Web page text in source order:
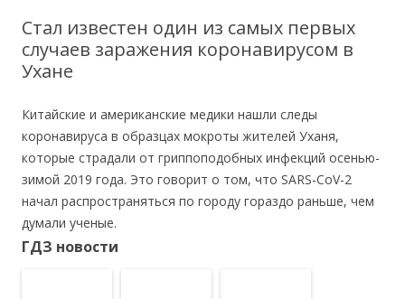
Стал известен один из самых первых
случаев заражения коронавирусом в
Ухане
Китайские и американские медики нашли следы
коронавируса в образцах мокроты жителей Уханя,
которые страдали от гриппоподобных инфекций осенью-
зимой 2019 года. Это говорит о том, что SARS-CoV-2
начал распространяться по городу гораздо раньше, чем
думали ученые.
ГДЗ новости